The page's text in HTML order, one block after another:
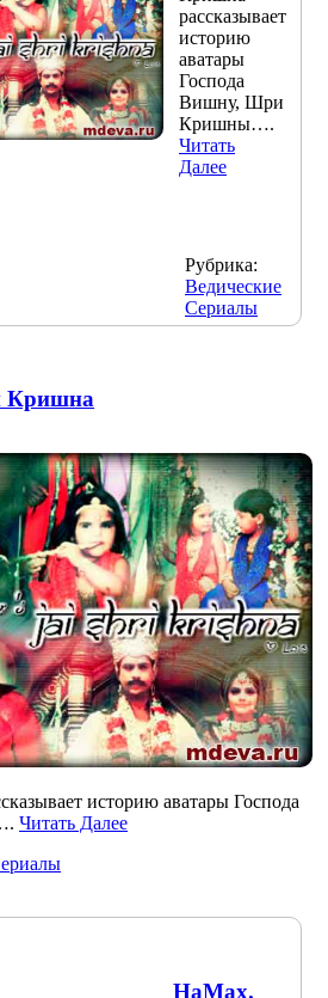
рассказывает
историю
аватары
Господа
Вишну, Шри
Кришны….
Читать
Далее
Рубрика:
Ведические
Сериалы
Кришна
историю аватары Господа
Читать Далее
НаМах.